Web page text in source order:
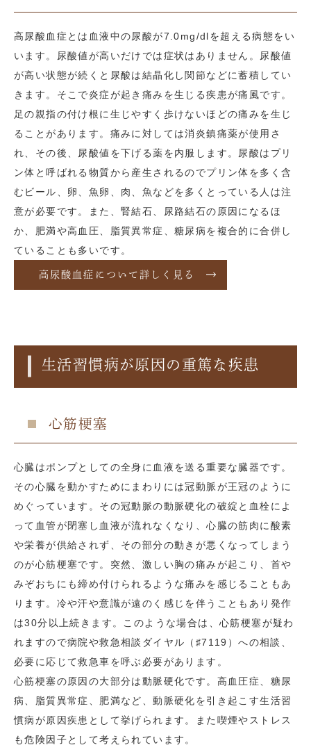
高尿酸血症とは血液中の尿酸が7.0mg/dlを超える病態をい
います。尿酸値が高いだけでは症状はありません。尿酸値
が高い状態が続くと尿酸は結晶化し関節などに蓄積してい
きます。そこで炎症が起き痛みを生じる疾患が痛風です。
足の親指の付け根に生じやすく歩けないほどの痛みを生じ
ることがあります。痛みに対しては消炎鎮痛薬が使用さ
れ、その後、尿酸値を下げる薬を内服します。尿酸はプリ
ン体と呼ばれる物質から産生されるのでプリン体を多く含
むビール、卵、魚卵、肉、魚などを多くとっている人は注
意が必要です。また、腎結石、尿路結石の原因になるほ
か、肥満や高血圧、脂質異常症、糖尿病を複合的に合併し
ていることも多いです。
高尿酸血症について詳しく見る
生活習慣病が原因の重篤な疾患
心筋梗塞
心臓はポンプとしての全身に血液を送る重要な臓器です。
その心臓を動かすためにまわりには冠動脈が王冠のように
めぐっています。その冠動脈の動脈硬化の破綻と血栓によ
って血管が閉塞し血液が流れなくなり、心臓の筋肉に酸素
や栄養が供給されず、その部分の動きが悪くなってしまう
のが心筋梗塞です。突然、激しい胸の痛みが起こり、首や
みぞおちにも締め付けられるような痛みを感じることもあ
ります。冷や汗や意識が遠のく感じを伴うこともあり発作
は30分以上続きます。このような場合は、心筋梗塞が疑わ
れますので病院や救急相談ダイヤル（♯7119）への相談、
必要に応じて救急車を呼ぶ必要があります。
心筋梗塞の原因の大部分は動脈硬化です。高血圧症、糖尿
病、脂質異常症、肥満など、動脈硬化を引き起こす生活習
慣病が原因疾患として挙げられます。また喫煙やストレス
も危険因子として考えられています。